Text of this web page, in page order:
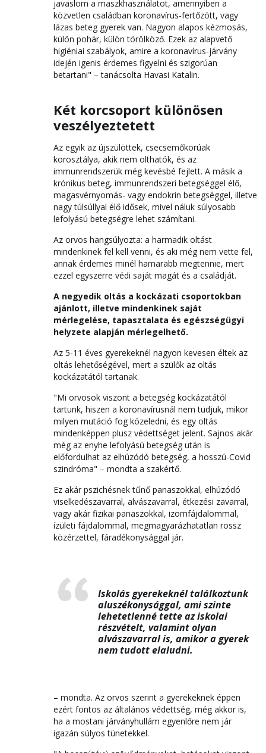
javaslom a maszkhasználatot, amennyiben a
közvetlen családban koronavírus-fertőzött, vagy
lázas beteg gyerek van. Nagyon alapos kézmosás,
külön pohár, külön törölköző. Ezek az alapvető
higiéniai szabályok, amire a koronavírus-járvány
idején igenis érdemes figyelni és szigorúan
betartani" – tanácsolta Havasi Katalin.
Két korcsoport különösen
veszélyeztetett
Az egyik az újszülöttek, csecsemőkorúak
korosztálya, akik nem olthatók, és az
immunrendszerük még kevésbé fejlett. A másik a
krónikus beteg, immunrendszeri betegséggel élő,
magasvérnyomás- vagy endokrin betegséggel, illetve
nagy túlsúllyal élő idősek, mivel náluk súlyosabb
lefolyású betegségre lehet számítani.
Az orvos hangsúlyozta: a harmadik oltást
mindenkinek fel kell venni, és aki még nem vette fel,
annak érdemes minél hamarabb megtennie, mert
ezzel egyszerre védi saját magát és a családját.
A negyedik oltás a kockázati csoportokban
ajánlott, illetve mindenkinek saját
mérlegelése, tapasztalata és egészségügyi
helyzete alapján mérlegelhető.
Az 5-11 éves gyerekeknél nagyon kevesen éltek az
oltás lehetőségével, mert a szülők az oltás
kockázatától tartanak.
"Mi orvosok viszont a betegség kockázatától
tartunk, hiszen a koronavírusnál nem tudjuk, mikor
milyen mutáció fog közeledni, és egy oltás
mindenképpen plusz védettséget jelent. Sajnos akár
még az enyhe lefolyású betegség után is
előfordulhat az elhúzódó betegség, a hosszú-Covid
szindróma" – mondta a szakértő.
Ez akár pszichésnek tűnő panaszokkal, elhúzódó
viselkedészavarral, alvászavarral, étkezési zavarral,
vagy akár fizikai panaszokkal, izomfájdalommal,
ízületi fájdalommal, megmagyarázhatatlan rossz
közérzettel, fáradékonysággal jár.
Iskolás gyerekeknél találkoztunk
aluszékonysággal, ami szinte
lehetetlenné tette az iskolai
részvételt, valamint olyan
alvászavarral is, amikor a gyerek
nem tudott elaludni.
– mondta. Az orvos szerint a gyerekeknek éppen
ezért fontos az általános védettség, még akkor is,
ha a mostani járványhullám egyenlőre nem jár
igazán súlyos tünetekkel.